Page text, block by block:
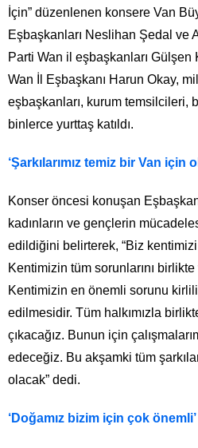
İçin” düzenlenen konsere Van
Eşbaşkanları Neslihan Şedal ve
Parti Wan il eşbaşkanları
Wan İl Eşbaşkanı Harun Okay,
eşbaşkanları, kurum temsilcileri,
binlerce yurttaş katıldı.
‘Şarkılarımız temiz bir Van için
Konser öncesi konuşan
kadınların ve gençlerin
edildiğini belirterek, “Biz
Kentimizin tüm sorunlarını
Kentimizin en önemli sorunu
edilmesidir. Tüm halkımızla
çıkacağız. Bunun için
edeceğiz. Bu akşamki tüm
olacak” dedi.
‘Doğamız bizim için çok önemli’